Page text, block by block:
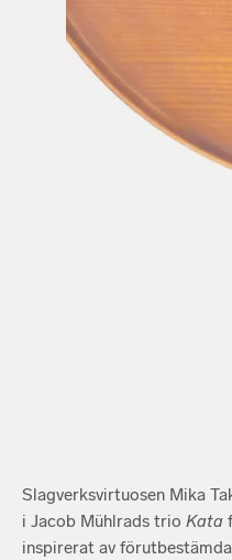
Slagverksvirtuosen Mika
i Jacob Mühlrads trio Kata
inspirerat av